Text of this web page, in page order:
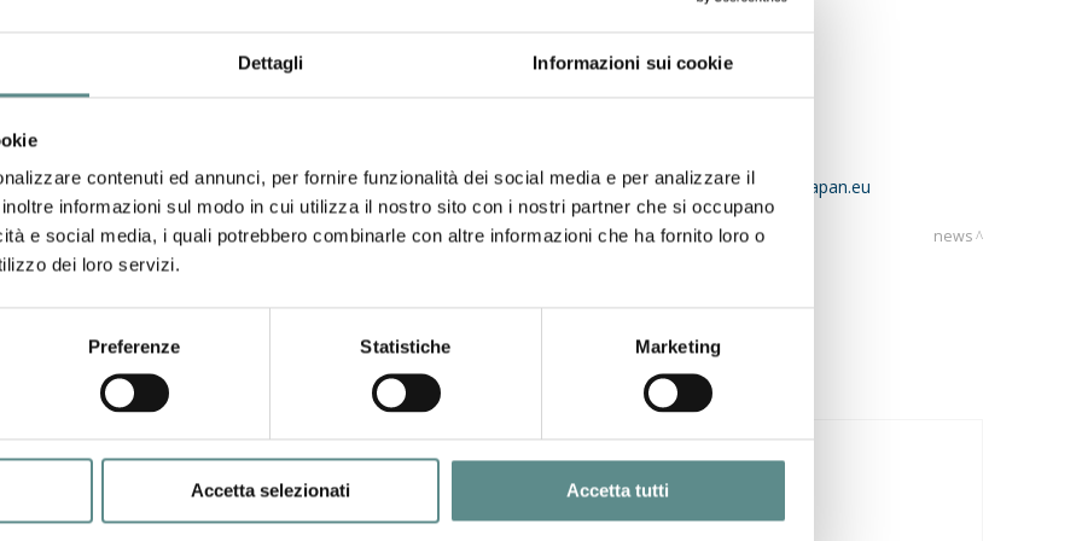
Dettagli Informazioni sui cookie
contenuti ed annunci, per fornire funzionalità dei social media e per analizzare il
informazioni sul modo in cui utilizza il nostro sito con i nostri partner che si occupano
e social media, i quali potrebbero combinarle con altre informazioni che ha fornito loro o
dei loro servizi.
Preferenze Statistiche Marketing
Accetta selezionati Accetta tutti
2017, per la durata di 8 mesi.
Rosada al numero telefonico: +32 2 282 3715 oppure all'indirizzo di posta elettronica:vulcanus@eu-japan.eu
news
31/07/2026
CHIUSURA ESTIVA UFFICI
29/07/2026
CINA